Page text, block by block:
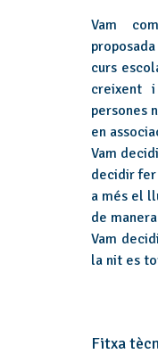
Vam
curs
creixent
persones
en
Vam
decidir
a més el
de
Vam
la nit es
Fitxa